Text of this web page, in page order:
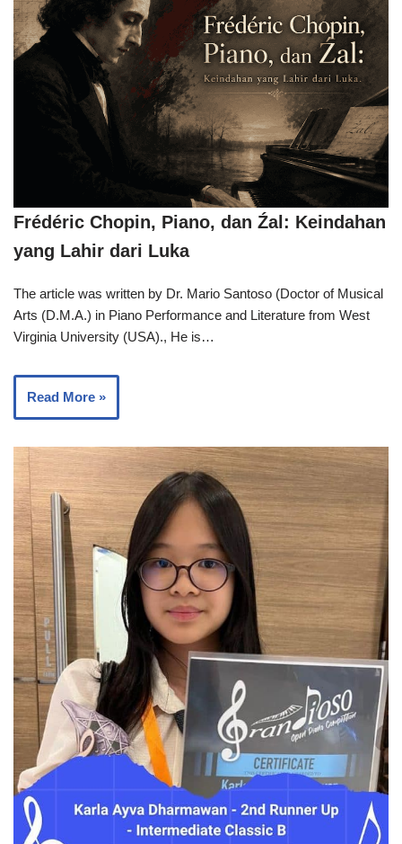
Frédéric Chopin, Piano, dan Źal: Keindahan
yang Lahir dari Luka
The article was written by Dr. Mario Santoso (Doctor of Musical
Arts (D.M.A.) in Piano Performance and Literature from West
Virginia University (USA)., He is…
Read More »